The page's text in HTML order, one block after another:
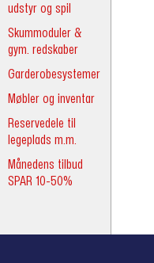
udstyr og spil
Skummoduler &
gym. redskaber
Garderobesystemer
Møbler og inventar
Reservedele til
legeplads m.m.
Månedens tilbud
SPAR 10-50%